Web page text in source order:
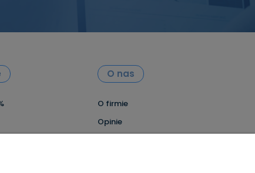
O nas
O firmie
Opinie